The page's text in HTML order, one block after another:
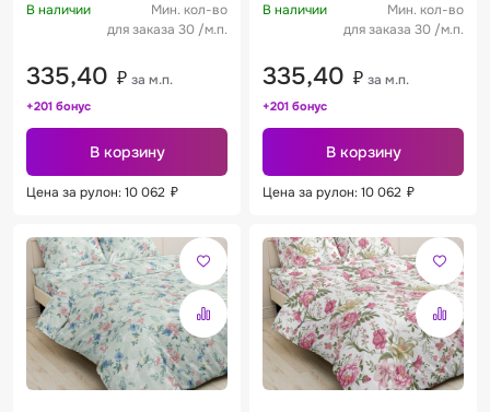
В наличии
Мин. кол-во
для заказа 30 /м.п.
335,40 ₽ за м.п.
+201 бонус
В корзину
Цена за рулон: 10 062 ₽
В наличии
Мин. кол-во
для заказа 30 /м.п.
335,40 ₽ за м.п.
+201 бонус
В корзину
Цена за рулон: 10 062 ₽